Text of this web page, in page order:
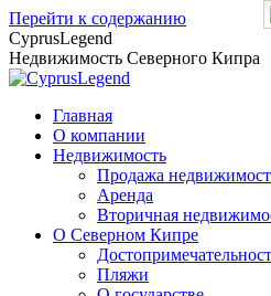
Перейти к содержанию
CyprusLegend
Недвижимость Северного Кипра
Главная
О компании
Недвижимость
Продажа
Аренда
Вторичная
О Северном Кипре
Пляжи